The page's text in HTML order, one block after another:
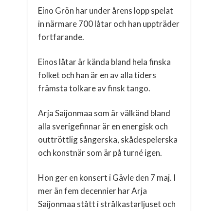
Eino Grön har under årens lopp spelat
in närmare 700 låtar och han uppträder
fortfarande.
Einos låtar är kända bland hela finska
folket och han är en av alla tiders
främsta tolkare av finsk tango.
Arja Saijonmaa som är välkänd bland
alla sverigefinnar är en energisk och
outtröttlig sångerska, skådespelerska
och konstnär som är på turné igen.
Hon ger en konsert i Gävle den 7 maj. I
mer än fem decennier har Arja
Saijonmaa stått i strålkastarljuset och